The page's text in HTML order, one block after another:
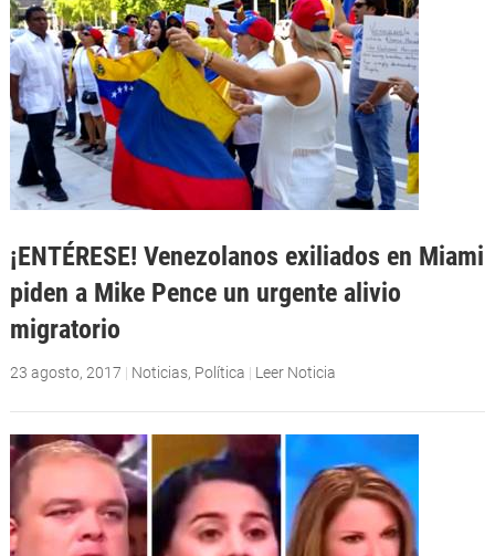
¡ENTÉRESE! Venezolanos exiliados en Miami
piden a Mike Pence un urgente alivio
migratorio
23 agosto, 2017 | Noticias, Política | Leer Noticia